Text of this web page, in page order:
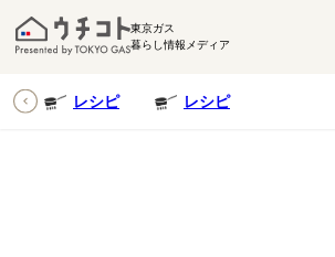
東京ガス
暮らし情報メディア
レシピ レシピ